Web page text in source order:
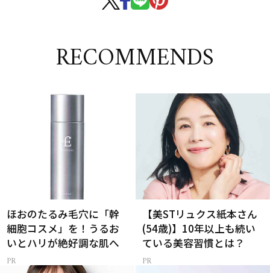
RECOMMENDS
ほおのたるみ毛穴に「幹
細胞コスメ」を！うるお
いとハリが絶好調な肌へ
【美STリュクス紙本さん
(54歳)】10年以上も続い
ている美容習慣とは？